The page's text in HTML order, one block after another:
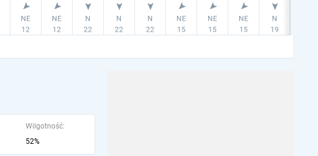
Wilgotność:
52%